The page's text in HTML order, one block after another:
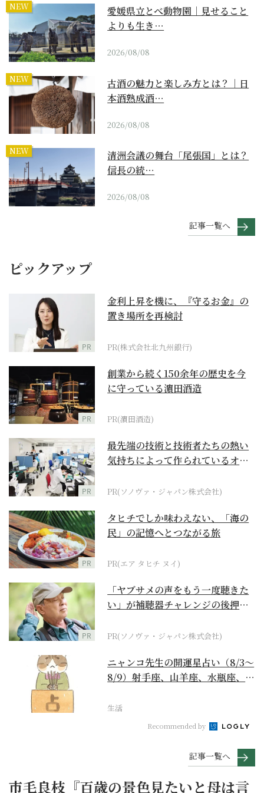
NEW
愛媛県立とべ動物園｜見せること
よりも生き…
2026/08/08
NEW
古酒の魅力と楽しみ方とは？｜日
本酒熟成酒…
2026/08/08
NEW
清洲会議の舞台「尾張国」とは？
信長の統…
2026/08/08
記事一覧へ
ピックアップ
PR
金利上昇を機に、『守るお金』の
置き場所を再検討
PR(株式会社北九州銀行)
PR
創業から続く150余年の歴史を今
に守っている濵田酒造
PR(濵田酒造)
PR
最先端の技術と技術者たちの熱い
気持ちによって作られているオー
PR(ソノヴァ・ジャパン株式会社)
PR
タヒチでしか味わえない、「海の
民」の記憶へとつながる旅
PR(エア タヒチ ヌイ)
PR
「ヤブサメの声をもう一度聴きた
い」が補聴器チャレンジの後押し
PR(ソノヴァ・ジャパン株式会社)
ニャンコ先生の開運星占い（8/3～
8/9）射手座、山羊座、水瓶座、魚
生活
Recommended by
記事一覧へ
市毛良枝『百歳の景色見たいと母は言